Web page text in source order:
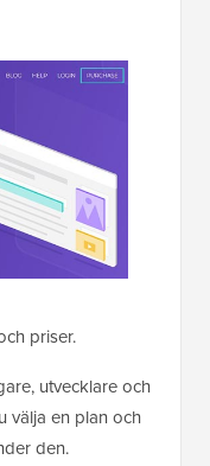
priser.
utvecklare och
välja en plan och
den.